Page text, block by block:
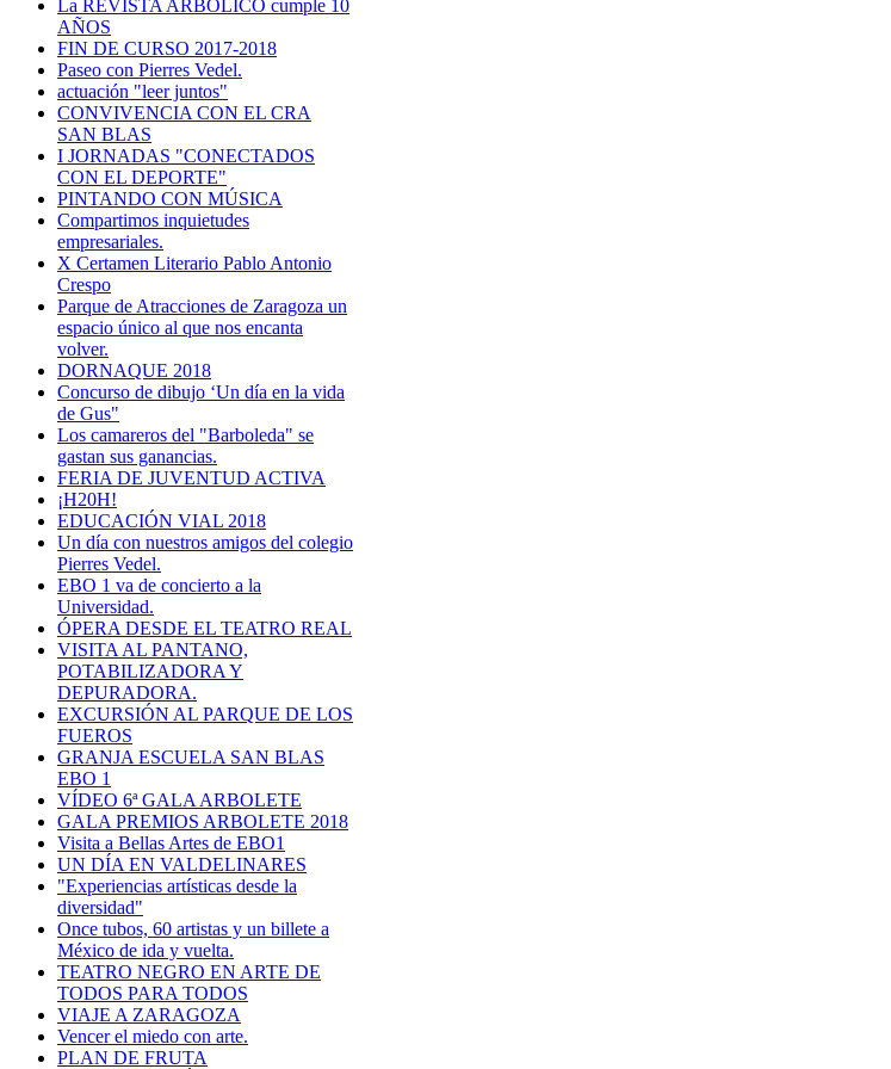
La REVISTA ARBOLICO cumple 10
AÑOS
FIN DE CURSO 2017-2018
Paseo con Pierres Vedel.
actuación "leer juntos"
CONVIVENCIA CON EL CRA
SAN BLAS
I JORNADAS "CONECTADOS
CON EL DEPORTE"
PINTANDO CON MÚSICA
Compartimos inquietudes
empresariales.
X Certamen Literario Pablo Antonio
Crespo
Parque de Atracciones de Zaragoza un
espacio único al que nos encanta
volver.
DORNAQUE 2018
Concurso de dibujo ‘Un día en la vida
de Gus"
Los camareros del "Barboleda" se
gastan sus ganancias.
FERIA DE JUVENTUD ACTIVA
¡H20H!
EDUCACIÓN VIAL 2018
Un día con nuestros amigos del colegio
Pierres Vedel.
EBO 1 va de concierto a la
Universidad.
ÓPERA DESDE EL TEATRO REAL
VISITA AL PANTANO,
POTABILIZADORA Y
DEPURADORA.
EXCURSIÓN AL PARQUE DE LOS
FUEROS
GRANJA ESCUELA SAN BLAS
EBO 1
VÍDEO 6ª GALA ARBOLETE
GALA PREMIOS ARBOLETE 2018
Visita a Bellas Artes de EBO1
UN DÍA EN VALDELINARES
"Experiencias artísticas desde la
diversidad"
Once tubos, 60 artistas y un billete a
México de ida y vuelta.
TEATRO NEGRO EN ARTE DE
TODOS PARA TODOS
VIAJE A ZARAGOZA
Vencer el miedo con arte.
PLAN DE FRUTA